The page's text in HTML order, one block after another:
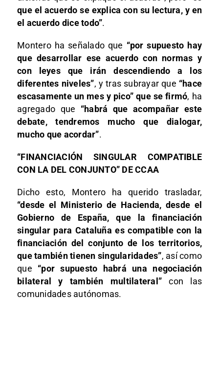
que el acuerdo se explica con su lectura, y en
el acuerdo dice todo”.
Montero ha señalado que “por supuesto hay
que desarrollar ese acuerdo con normas y
con leyes que irán descendiendo a los
diferentes niveles”, y tras subrayar que “hace
escasamente un mes y pico” que se firmó, ha
agregado que “habrá que acompañar este
debate, tendremos mucho que dialogar,
mucho que acordar”.
“FINANCIACIÓN SINGULAR COMPATIBLE
CON LA DEL CONJUNTO” DE CCAA
Dicho esto, Montero ha querido trasladar,
“desde el Ministerio de Hacienda, desde el
Gobierno de España, que la financiación
singular para Cataluña es compatible con la
financiación del conjunto de los territorios,
que también tienen singularidades”, así como
que “por supuesto habrá una negociación
bilateral y también multilateral” con las
comunidades autónomas.